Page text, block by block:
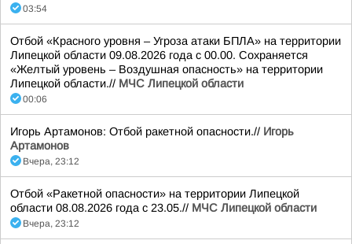
03:54
Отбой «Красного уровня – Угроза атаки БПЛА» на территории
Липецкой области 09.08.2026 года с 00.00. Сохраняется
«Желтый уровень – Воздушная опасность» на территории
Липецкой области.// МЧС Липецкой области
00:06
Игорь Артамонов: Отбой ракетной опасности.// Игорь
Артамонов
Вчера, 23:12
Отбой «Ракетной опасности» на территории Липецкой
области 08.08.2026 года с 23.05.// МЧС Липецкой области
Вчера, 23:12